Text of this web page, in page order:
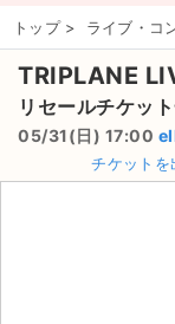
新着チケット
値下げしたチケット
都道府県からチケッ
もうすぐ開催のチケ
チケットのリクエ
トップ > ライブ・コ
TRIPLANE
リセールチケッ
05/31(日) 17:00
チケットを